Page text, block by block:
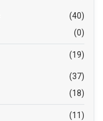
(40)
(0)
(19)
(37)
(18)
(11)